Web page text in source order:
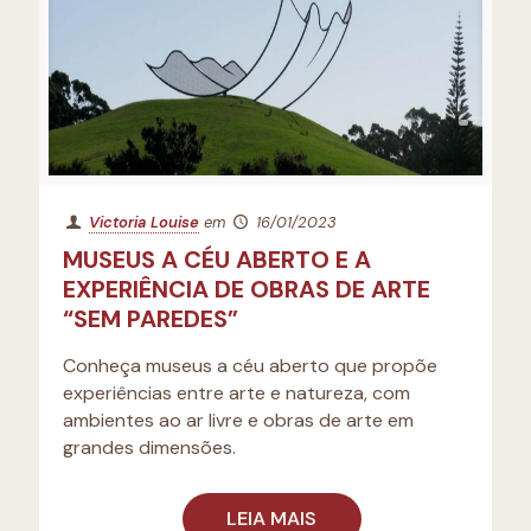
Victoria Louise em 16/01/2023
MUSEUS A CÉU ABERTO E A
EXPERIÊNCIA DE OBRAS DE ARTE
“SEM PAREDES”
Conheça museus a céu aberto que propõe
experiências entre arte e natureza, com
ambientes ao ar livre e obras de arte em
grandes dimensões.
LEIA MAIS